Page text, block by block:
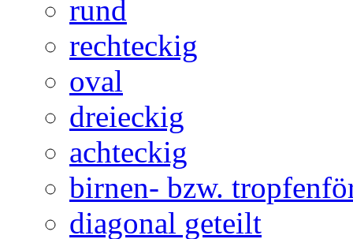
rund
rechteckig
oval
dreieckig
achteckig
birnen- bzw.
diagonal geteilt